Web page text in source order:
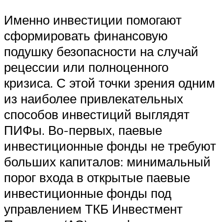
Именно инвестиции помогают
сформировать финансовую
подушку безопасности на случай
рецессии или полноценного
кризиса. С этой точки зрения одним
из наиболее привлекательных
способов инвестиций выглядят
ПИФы. Во-первых, паевые
инвестиционные фонды не требуют
больших капиталов: минимальный
порог входа в открытые паевые
инвестиционные фонды под
управлением ТКБ Инвестмент